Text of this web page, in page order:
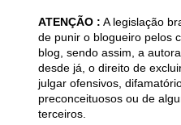
ATENÇÃO : A legislação
de punir o blogueiro pelos
blog, sendo assim, a
desde já, o direito de
julgar ofensivos,
preconceituosos ou de
terceiros.